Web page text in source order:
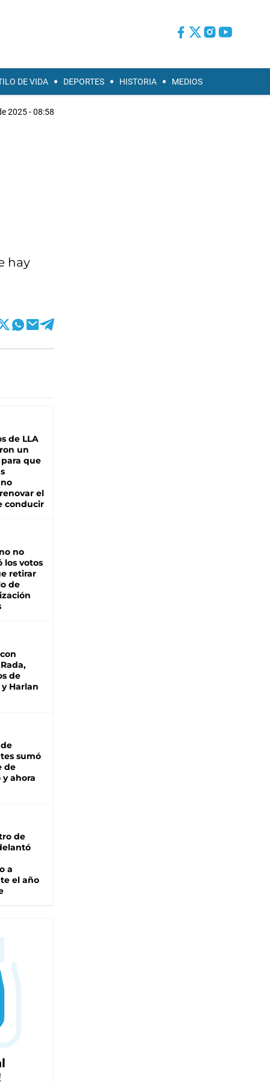
DE VIDA DEPORTES HISTORIA MEDIOS
2025 - 08:58
hay
de LLA
un
que
el
conducir
no
los votos
retirar
de
de
Harlan
sumó
de
y ahora
de
a
el año